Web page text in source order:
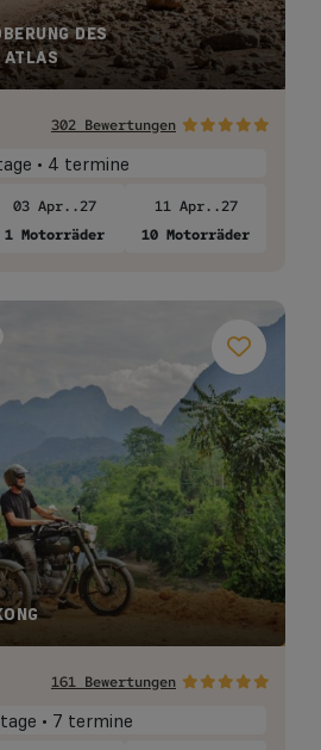
DES
ATLAS
302 Bewertungen
• 4 termine
03 Apr..27
1 Motorräder
11 Apr..27
10 Motorräder
161 Bewertungen
• 7 termine